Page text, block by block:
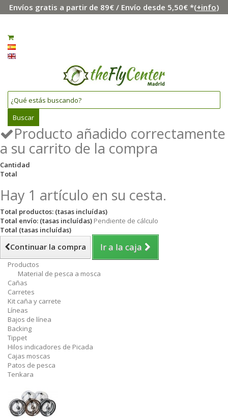
Envíos gratis a partir de 89€ / Envío desde 5,50€ *(+info)
Buscar
Producto añadido correctamente
a su carrito de la compra
Cantidad
Total
Hay 1 artículo en su cesta.
Total productos: (tasas incluídas)
Total envío: (tasas incluídas) Pendiente de cálculo
Total (tasas incluídas)
Continuar la compra Ir a la caja
Productos
Material de pesca a mosca
Cañas
Carretes
Kit caña y carrete
Líneas
Bajos de línea
Backing
Tippet
Hilos indicadores de Picada
Cajas moscas
Patos de pesca
Tenkara